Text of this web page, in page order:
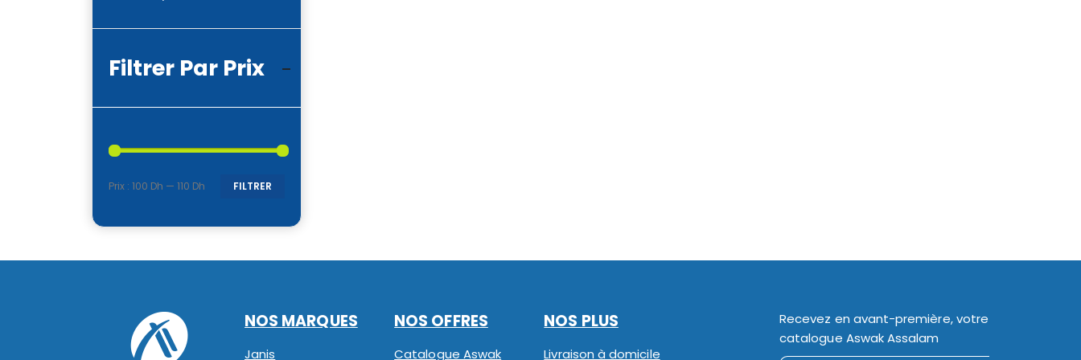
Filtrer Par Prix
FILTRER
Prix : 100 Dh — 110 Dh
NOS MARQUES
Janis
NOS OFFRES
Catalogue Aswak
NOS PLUS
Livraison à domicile
Recevez en avant-première, votre
catalogue Aswak Assalam